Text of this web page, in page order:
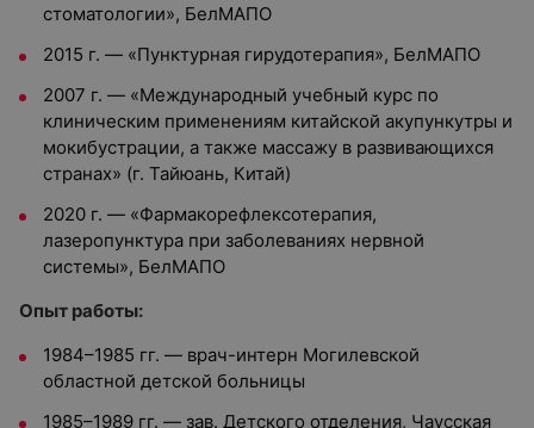
стоматологии», БелМАПО
2015 г. — «Пунктурная гирудотерапия», БелМАПО
2007 г. — «Международный учебный курс по
клиническим применениям китайской акупункутры и
мокибустрации, а также массажу в развивающихся
странах» (г. Тайюань, Китай)
2020 г. — «Фармакорефлексотерапия,
лазеропунктура при заболеваниях нервной
системы», БелМАПО
Опыт работы:
1984–1985 гг. — врач-интерн Могилевской
областной детской больницы
1985–1989 гг. — зав. Детского отделения, Чаусская